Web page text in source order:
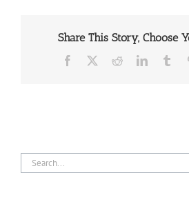
Share This Story, Choose
Facebook RedditLinkedIn
Search
for: